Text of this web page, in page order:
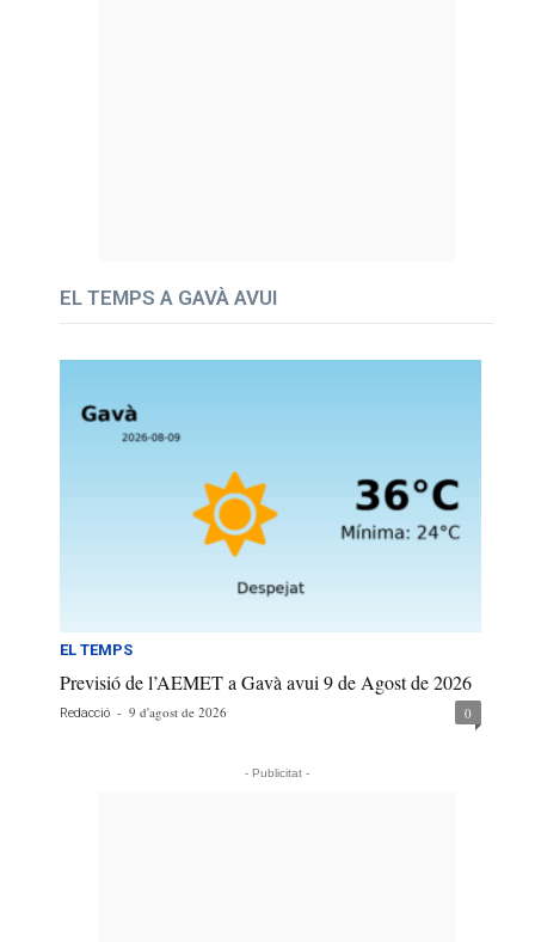
EL TEMPS A GAVÀ AVUI
EL TEMPS
Previsió de l’AEMET a Gavà avui 9 de Agost de 2026
Redacció - 9 d'agost de 2026 0
- Publicitat -